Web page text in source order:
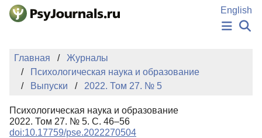
Перейти к основному содержанию
English
НОВОСТИ
ИЗДАНИЯ
АВТОРЫ
БАЗА ЗНАНИЙ
КЛЮЧЕВЫЕ СЛОВА
Регистрация
Главная
Журналы
Психологическая наука и образование
Выпуски
2022. Том 27. № 5
Психологическая наука и образование
2022. Том 27. № 5. С. 46–56
doi:10.17759/pse.2022270504